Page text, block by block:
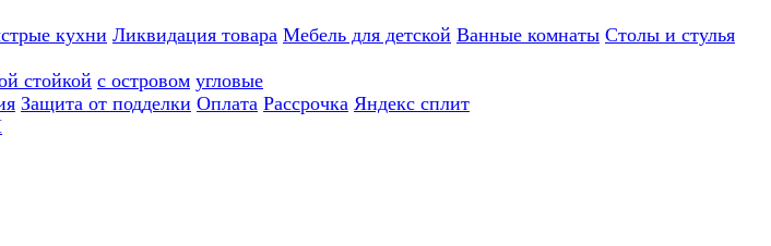
кухни Ликвидация товара Мебель для детской Ванные комнаты Столы и стулья
стойкой с островом угловые
Защита от подделки Оплата Рассрочка Яндекс сплит